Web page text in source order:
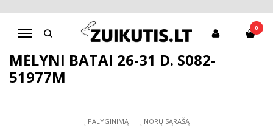
Navigacija
0
Pagrindinis Batai berniukui
D.D.Step batai berniukams
Mėlyni batai 26-31 d. S082-51977M
MĖLYNI BATAI 26-31 D. S082-
51977M
Į PALYGINIMĄ Į NORŲ SĄRAŠĄ